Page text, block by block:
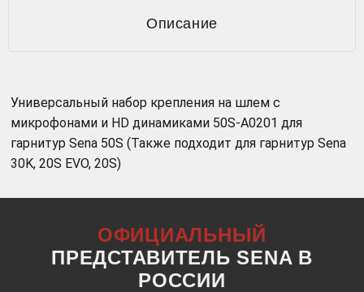
Описание
Универсальный набор крепления на шлем с
микрофонами и HD динамиками 50S-A0201 для
гарнитур Sena 50S (Также подходит для гарнитур Sena
30K, 20S EVO, 20S)
ОФИЦИАЛЬНЫЙ
ПРЕДСТАВИТЕЛЬ SENA В
РОССИИ